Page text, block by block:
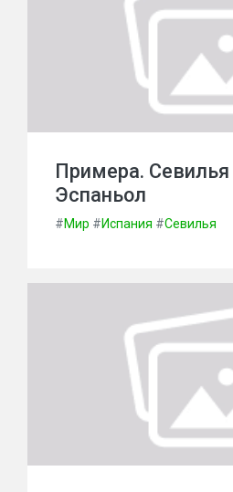
Примера.
Эспаньол
#Мир #Испания #Севилья